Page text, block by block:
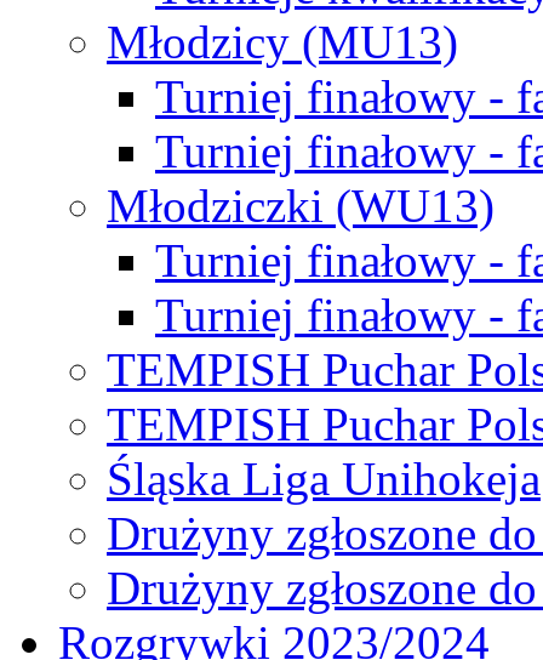
Młodzicy (MU13)
Turniej finałowy -
Turniej finałowy -
Młodziczki (WU13)
Turniej finałowy -
Turniej finałowy -
TEMPISH Puchar
TEMPISH Puchar
Śląska Liga Unihokeja
Drużyny zgłoszone
Drużyny zgłoszone
Rozgrywki 2023/2024